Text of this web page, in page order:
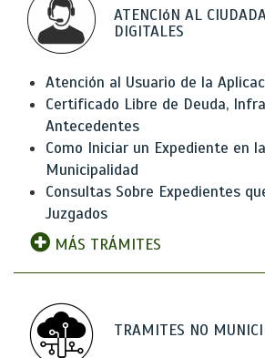
ATENCIóN AL
DIGITALES
Atención al Usuario de la
Certificado Libre de Deuda,
Antecedentes
Como Iniciar un Expediente en la
Municipalidad
Consultas Sobre Expedientes
Juzgados
MÁS TRÁMITES
TRAMITES NO